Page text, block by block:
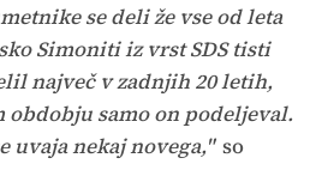
se deli že vse od leta
Simoniti iz vrst SDS tisti
največ v zadnjih 20 letih,
obdobju samo on podeljeval.
uvaja nekaj novega," so